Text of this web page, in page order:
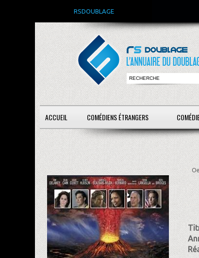
RSDOUBLAGE
ACCUEIL COMÉDIENS ÉTRANGERS